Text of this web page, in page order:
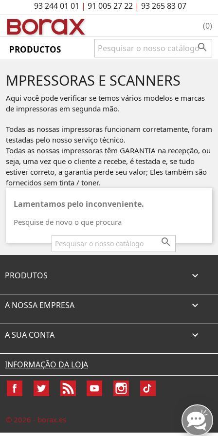
93 244 01 01 | 91 005 27 22| 93 265 83 07
BOrAx (0)
PRODUCTOS 
MPRESSORAS E SCANNERS
Aqui você pode verificar se temos vários modelos e marcas
de impressoras em segunda mão.
Todas as nossas impressoras funcionam corretamente, foram
testadas pelo nosso serviço técnico.
Todas as nossas impressoras têm GARANTIA na recepção, ou
seja, uma vez que o cliente a recebe, é testada e, se tudo
estiver correto, a garantia perde seu valor; Eles também são
fornecidos sem tinta / toner.
Lamentamos pelo inconveniente.
Pesquise de novo o que procura

PRODUTOS 
A NOSSA EMPRESA 
A SUA CONTA 
INFORMAÇÃO DA LOJA
Facebook Twitter YouTube Instagram
© 2026 - borax.es